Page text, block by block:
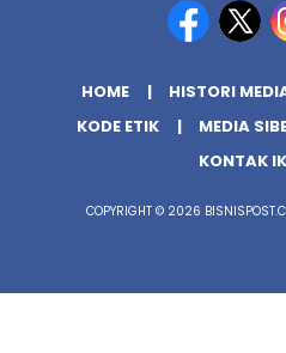
HOME HISTORI
KODE ETIK
MEDIA
KONTAK
COPYRIGHT © 2026